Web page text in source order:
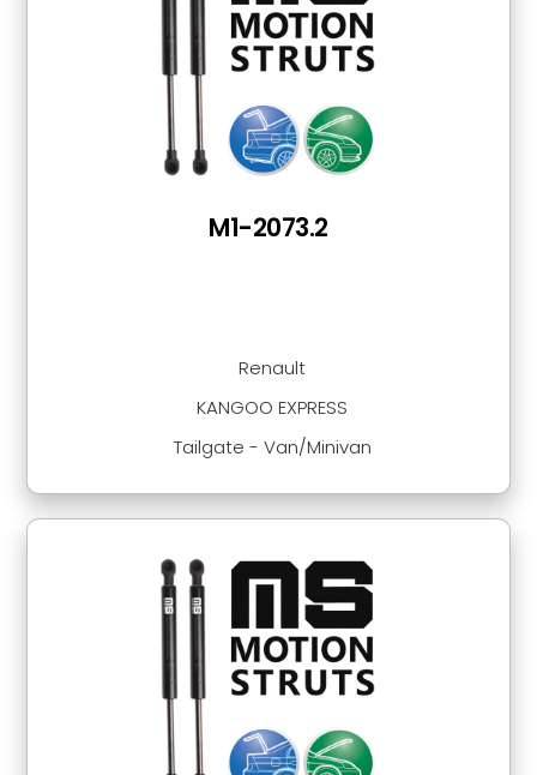
Renault
KANGOO EXPRESS
Tailgate - Van/Minivan
M1-2073.2